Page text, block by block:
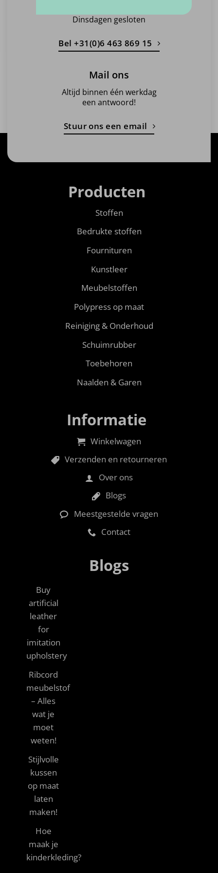
Dinsdagen gesloten
Bel +31(0)6 463 869 15
Mail ons
Altijd binnen één werkdag
een antwoord!
Stuur ons een email
Producten
Stoffen
Bedrukte stoffen
Fournituren
Kunstleer
Meubelstoffen
Polypress op maat
Reiniging & Onderhoud
Schuimrubber
Toebehoren
Naalden & Garen
Informatie
Winkelwagen
Verzenden en retourneren
Over ons
Blogs
Meestgestelde vragen
Contact
Blogs
Buy
artificial
leather
for
imitation
upholstery
Ribcord
meubelstof
– Alles
wat je
moet
weten!
Stijlvolle
kussen
op maat
laten
maken!
Hoe
maak je
kinderkleding?